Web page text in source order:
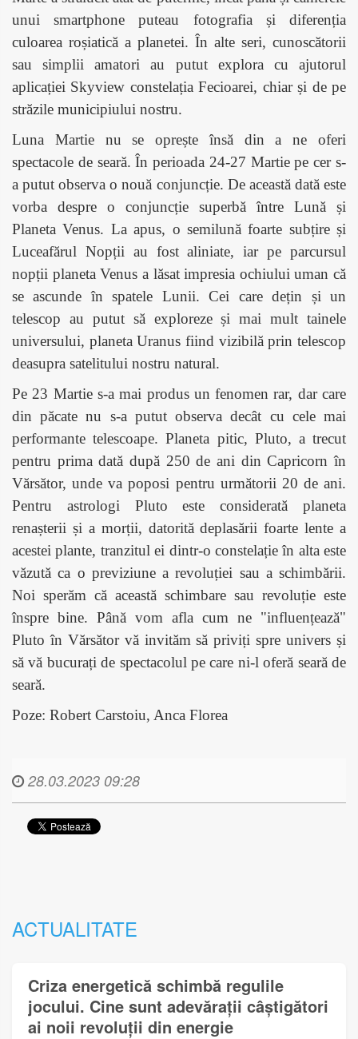
unui smartphone puteau fotografia și diferenția
culoarea roșiatică a planetei. În alte seri, cunoscătorii
sau simplii amatori au putut explora cu ajutorul
aplicației Skyview constelația Fecioarei, chiar și de pe
străzile municipiului nostru.
Luna Martie nu se oprește însă din a ne oferi
spectacole de seară. În perioada 24-27 Martie pe cer s-
a putut observa o nouă conjuncție. De această dată este
vorba despre o conjuncție superbă între Lună și
Planeta Venus. La apus, o semilună foarte subțire și
Luceafărul Nopții au fost aliniate, iar pe parcursul
nopții planeta Venus a lăsat impresia ochiului uman că
se ascunde în spatele Lunii. Cei care dețin și un
telescop au putut să exploreze și mai mult tainele
universului, planeta Uranus fiind vizibilă prin telescop
deasupra satelitului nostru natural.
Pe 23 Martie s-a mai produs un fenomen rar, dar care
din păcate nu s-a putut observa decât cu cele mai
performante telescoape. Planeta pitic, Pluto, a trecut
pentru prima dată după 250 de ani din Capricorn în
Vărsător, unde va poposi pentru următorii 20 de ani.
Pentru astrologi Pluto este considerată planeta
renașterii și a morții, datorită deplasării foarte lente a
acestei plante, tranzitul ei dintr-o constelație în alta este
văzută ca o previziune a revoluției sau a schimbării.
Noi sperăm că această schimbare sau revoluție este
înspre bine. Până vom afla cum ne "influențează"
Pluto în Vărsător vă invităm să priviți spre univers și
să vă bucurați de spectacolul pe care ni-l oferă seară de
seară.
Poze: Robert Carstoiu, Anca Florea
28.03.2023 09:28
ACTUALITATE
Criza energetică schimbă regulile
jocului. Cine sunt adevărații câștigători
ai noii revoluții din energie